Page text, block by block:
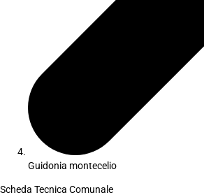
Guidonia montecelio
Scheda Tecnica Comunale